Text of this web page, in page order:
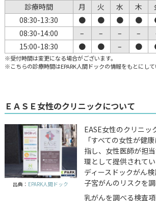
診療時間
月 火 水 木
08:30-13:30
● ● ● ●
08:30-14:00
– – – –
15:00-18:30
● ● – ●
※受付時間は変更になる場合がございます。
※こちらの診療時間はEPARK人間ドックの情報をもとにして
ＥＡＳＥ女性のクリニックについて
出典： EPARK人間ドック
EASE女性のクリニッ
「すべての女性が健
指し、女性医師が担
環として提供されて
ディースドックがん
子宮がんのリスクを調
乳がんを調べる検査